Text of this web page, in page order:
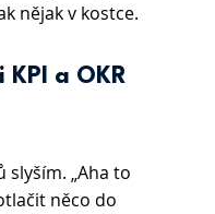
nějak v kostce.
a OKR
„Aha to
něco do